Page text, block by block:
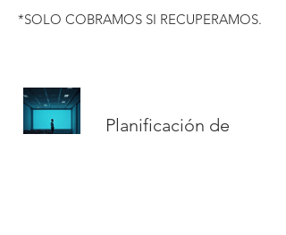
*SOLO COBRAMOS SI RECUPERAMOS.
Planificación de